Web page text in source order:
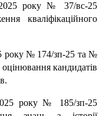
2025 року № 37/вс-25
кваліфікаційного
року № 174/зп-25 та №
оцінювання кандидатів
року № 185/зп-25